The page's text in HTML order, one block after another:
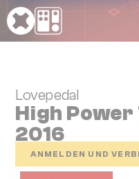
Cookie-Einstellungen
Lovepedal
High
2016
ANMELDEN UND